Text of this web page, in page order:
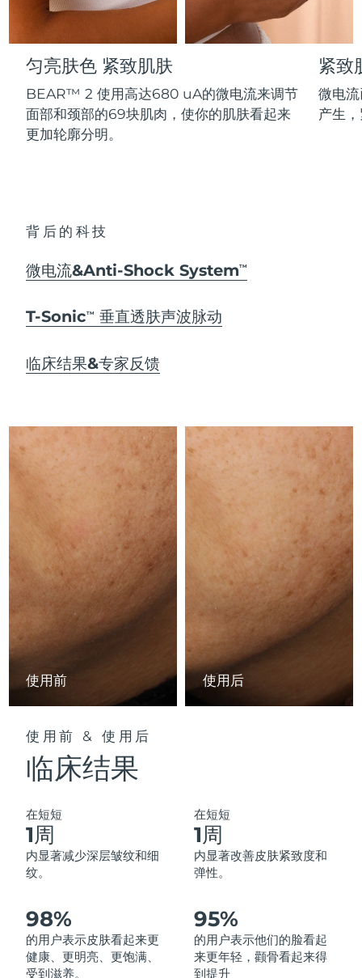
匀亮肤色 紧致肌肤
BEAR™ 2 使用高达680 uA的微电流来调节
面部和颈部的69块肌肉，使你的肌肤看起来
更加轮廓分明。
紧致
微电
产生
背后的科技
微电流&Anti-Shock SystemTM
T-SonicTM 垂直透肤声波脉动
临床结果&专家反馈
使用前 使用后
使用前 & 使用后
临床结果
在短短
1周
内显著减少深层皱纹和细
纹。
在短短
1周
内显著改善皮肤紧致度和
弹性。
98%
的用户表示皮肤看起来更
健康、更明亮、更饱满、
受到滋养。
95%
的用户表示他们的脸看起
来更年轻，颧骨看起来得
到提升
PEACH™ 2 go
Travel-friendly IPL hair removal
PEACH™ Cooling Prep Gel
Cooling IPL hair removal gel
SUPERCHARGED™ serum
Firming body serum
Acne treatment device
ESPADA™ Blemish Solution
All acne treatment devices
Rejuvenating eye massager
眼部护肤
All revitalizing eye massagers
毛孔护理
KIWI™ derma
Diamond microdermabrasion .
KIWI™ 皮肤护理
护发
LUNA™ 4 hair
2-in-1 LED scalp massager
LUNA™ Dual-Peptide Scalp
Serum
For healthy hair
牙齿美白
NEW
18% PAP
护肤品 男士
全部购买
FOREO APP
关于我们
中国香港特别行政区 预计送达日期
匈牙利 8/11/26
冰岛 预计送达日期 8/12/26
印度尼西亚
日本
泽西岛
科威特 预计送达日期 8/11/26
拉脱维亚 预计送达日期 8/11/26
黎巴嫩 预计送达日期 8/12/26
立陶宛 预计送达日期 8/11/26
卢森堡 预计送达日期 8/11/26
中国澳门特别行政区 预计送达日期8/13/26
马来西亚 预计送达日期
马耳他
摩纳哥
荷兰
新西兰 预计送达日期8/11/26
阿曼 预计送达日期8/14/26